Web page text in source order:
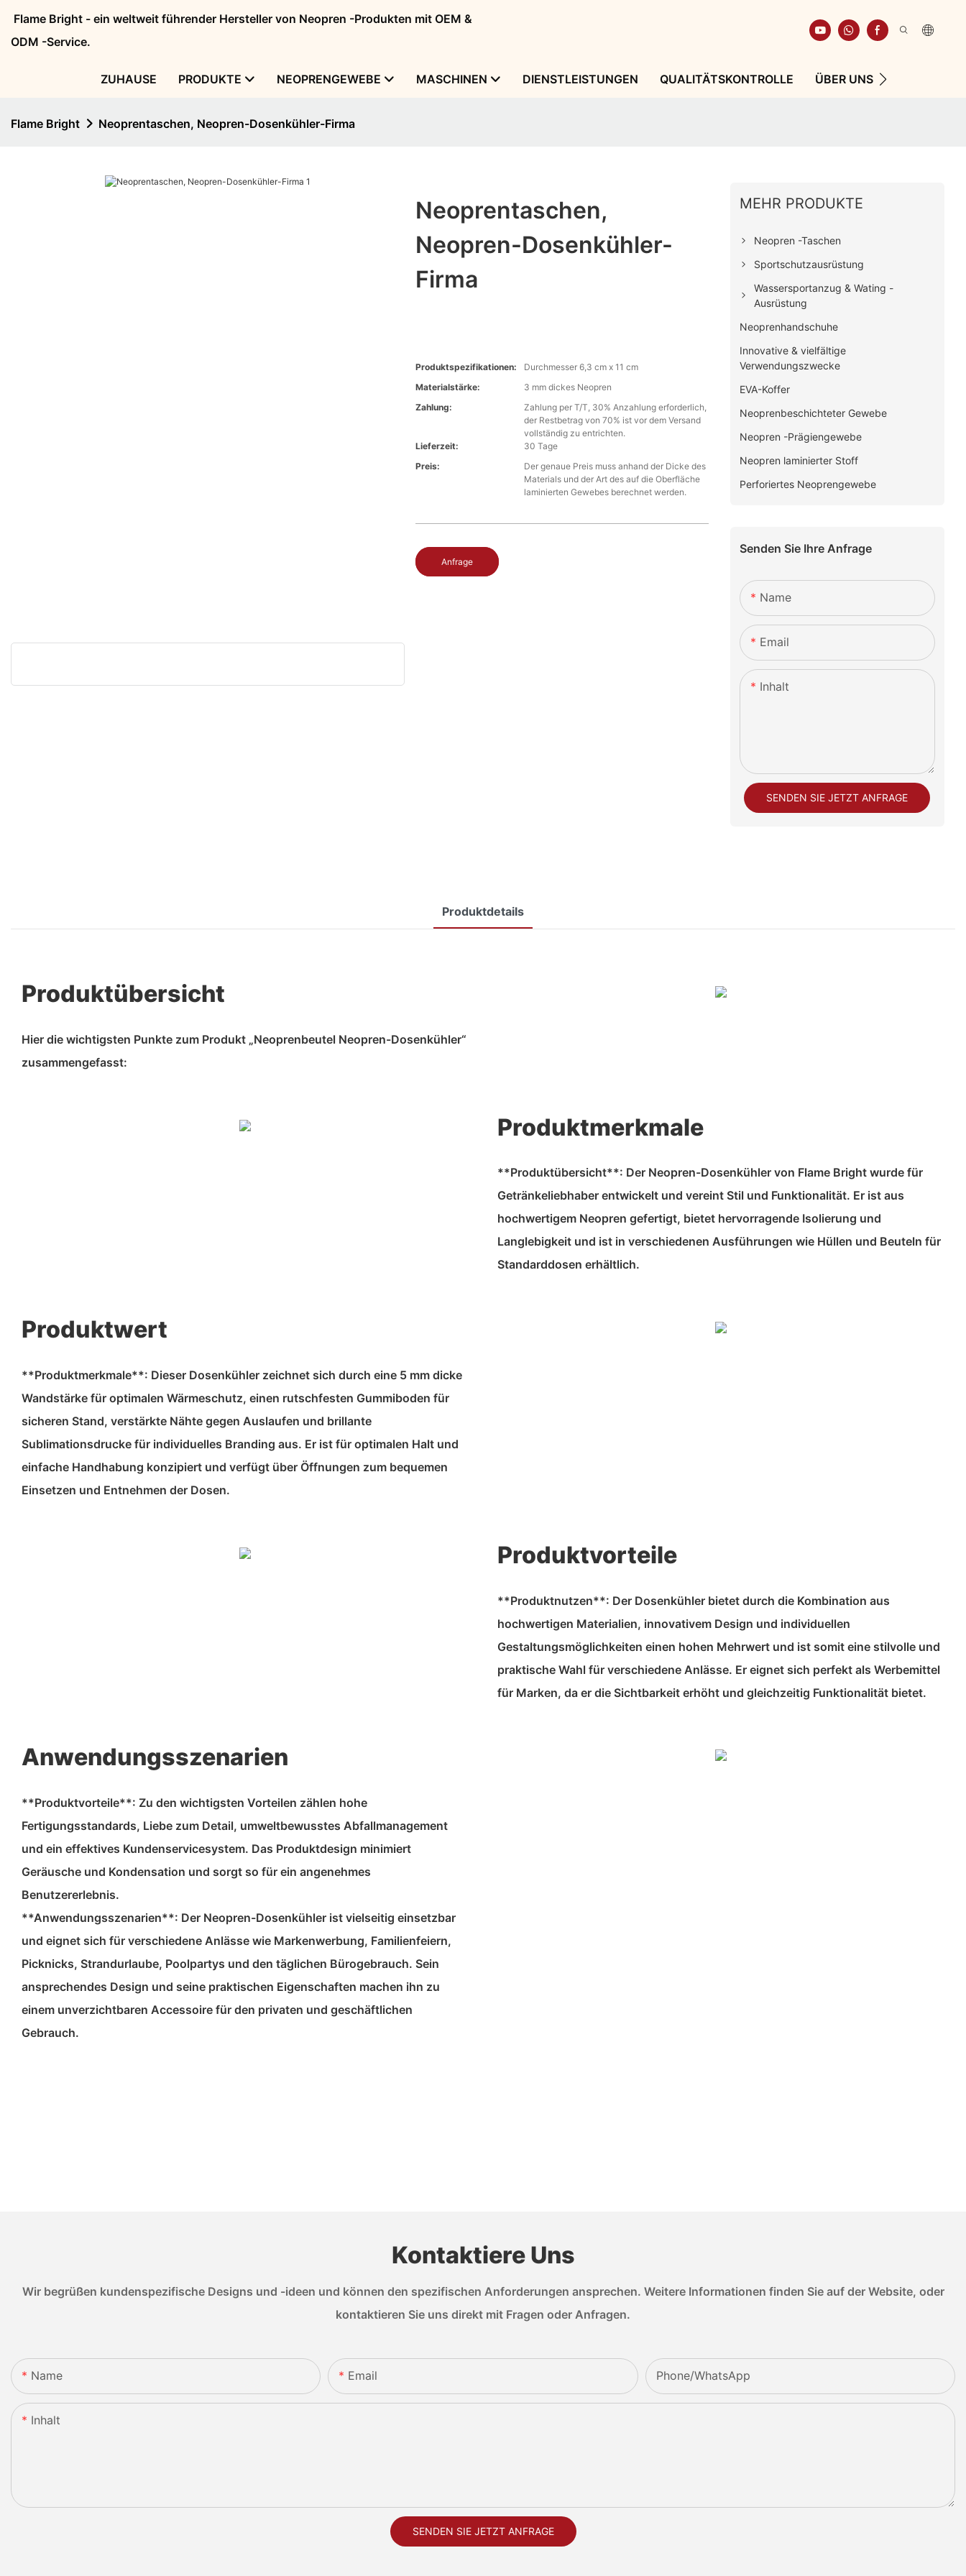
Flame Bright - ein weltweit führender Hersteller von Neopren -Produkten mit OEM &
ODM -Service.
ZUHAUSE PRODUKTE NEOPRENGEWEBE MASCHINEN DIENSTLEISTUNGEN QUALITÄTSKONTROLLE ÜBER UNS
Flame Bright Neoprentaschen, Neopren-Dosenkühler-Firma
Neoprentaschen,
Neopren-Dosenkühler-
Firma
Produktspezifikationen:
Durchmesser 6,3 cm x 11 cm
Materialstärke:
3 mm dickes Neopren
Zahlung:
Zahlung per T/T, 30% Anzahlung erforderlich,
der Restbetrag von 70% ist vor dem Versand
vollständig zu entrichten.
Lieferzeit:
30 Tage
Preis:
Der genaue Preis muss anhand der Dicke des
Materials und der Art des auf die Oberfläche
laminierten Gewebes berechnet werden.
Anfrage
MEHR PRODUKTE
Neopren -Taschen
Sportschutzausrüstung
Wassersportanzug & Wating -
Ausrüstung
Neoprenhandschuhe
Innovative & vielfältige
Verwendungszwecke
EVA-Koffer
Neoprenbeschichteter Gewebe
Neopren -Prägiengewebe
Neopren laminierter Stoff
Perforiertes Neoprengewebe
Senden Sie Ihre Anfrage
Name
Email
Inhalt
SENDEN SIE JETZT ANFRAGE
Produktdetails
Produktübersicht
Hier die wichtigsten Punkte zum Produkt „Neoprenbeutel Neopren-Dosenkühler“
zusammengefasst:
Produktmerkmale
**Produktübersicht**: Der Neopren-Dosenkühler von Flame Bright wurde für
Getränkeliebhaber entwickelt und vereint Stil und Funktionalität. Er ist aus
hochwertigem Neopren gefertigt, bietet hervorragende Isolierung und
Langlebigkeit und ist in verschiedenen Ausführungen wie Hüllen und Beuteln für
Standarddosen erhältlich.
Produktwert
**Produktmerkmale**: Dieser Dosenkühler zeichnet sich durch eine 5 mm dicke
Wandstärke für optimalen Wärmeschutz, einen rutschfesten Gummiboden für
sicheren Stand, verstärkte Nähte gegen Auslaufen und brillante
Sublimationsdrucke für individuelles Branding aus. Er ist für optimalen Halt und
einfache Handhabung konzipiert und verfügt über Öffnungen zum bequemen
Einsetzen und Entnehmen der Dosen.
Produktvorteile
**Produktnutzen**: Der Dosenkühler bietet durch die Kombination aus
hochwertigen Materialien, innovativem Design und individuellen
Gestaltungsmöglichkeiten einen hohen Mehrwert und ist somit eine stilvolle und
praktische Wahl für verschiedene Anlässe. Er eignet sich perfekt als Werbemittel
für Marken, da er die Sichtbarkeit erhöht und gleichzeitig Funktionalität bietet.
Anwendungsszenarien
**Produktvorteile**: Zu den wichtigsten Vorteilen zählen hohe
Fertigungsstandards, Liebe zum Detail, umweltbewusstes Abfallmanagement
und ein effektives Kundenservicesystem. Das Produktdesign minimiert
Geräusche und Kondensation und sorgt so für ein angenehmes
Benutzererlebnis.
**Anwendungsszenarien**: Der Neopren-Dosenkühler ist vielseitig einsetzbar
und eignet sich für verschiedene Anlässe wie Markenwerbung, Familienfeiern,
Picknicks, Strandurlaube, Poolpartys und den täglichen Bürogebrauch. Sein
ansprechendes Design und seine praktischen Eigenschaften machen ihn zu
einem unverzichtbaren Accessoire für den privaten und geschäftlichen
Gebrauch.
Kontaktiere Uns
Wir begrüßen kundenspezifische Designs und -ideen und können den spezifischen Anforderungen ansprechen. Weitere Informationen finden Sie auf der Website, oder
kontaktieren Sie uns direkt mit Fragen oder Anfragen.
Name Email Phone/whatsApp
Inhalt
SENDEN SIE JETZT ANFRAGE